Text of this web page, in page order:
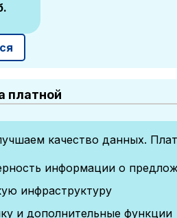
платной
качество данных.
информации о
инфраструктуру
и дополнительные функции